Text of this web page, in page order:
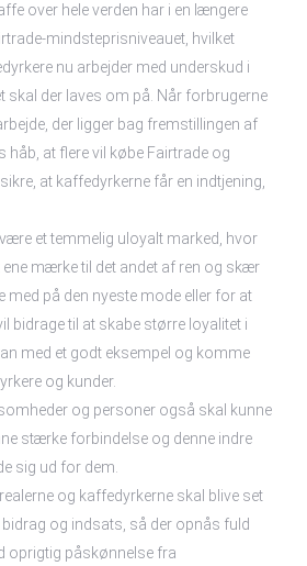
over hele verden har i en længere
mindsteprisniveauet, hvilket
nu arbejder med underskud i
skal der laves om på. Når forbrugerne
der ligger bag fremstillingen af
håb, at flere vil købe Fairtrade og
at kaffedyrkerne får en indtjening,
et temmelig uloyalt marked, hvor
mærke til det andet af ren og skær
med på den nyeste mode eller for at
bidrage til at skabe større loyalitet i
med et godt eksempel og komme
og kunder.
og personer også skal kunne
stærke forbindelse og denne indre
sig ud for dem.
og kaffedyrkerne skal blive set
og indsats, så der opnås fuld
oprigtig påskønnelse fra